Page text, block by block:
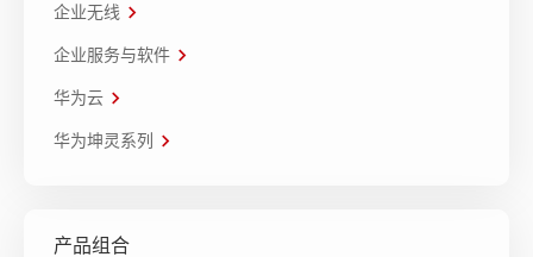
企业无线
企业服务与软件
华为云
华为坤灵系列
产品组合